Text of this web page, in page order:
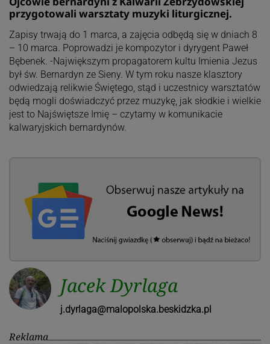
przygotowali warsztaty muzyki liturgicznej.
Zapisy trwają do 1 marca, a zajęcia odbędą się w dniach 8
– 10 marca. Poprowadzi je kompozytor i dyrygent Paweł
Bębenek. -Największym propagatorem kultu Imienia Jezus
był św. Bernardyn ze Sieny. W tym roku nasze klasztory
odwiedzają relikwie Świętego, stąd i uczestnicy warsztatów
będą mogli doświadczyć przez muzykę, jak słodkie i wielkie
jest to Najświętsze Imię – czytamy w komunikacie
kalwaryjskich bernardynów.
Jacek Dyrlaga
j.dyrlaga@malopolska.beskidzka.pl
Reklama